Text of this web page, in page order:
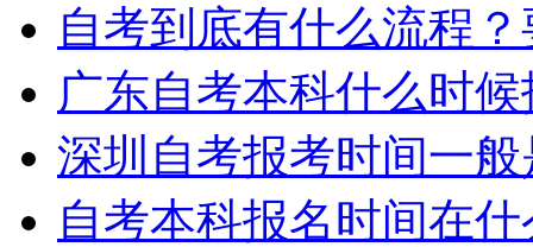
自考到底有什么流程
广东自考本科什么时
深圳自考报考时间一
自考本科报名时间在